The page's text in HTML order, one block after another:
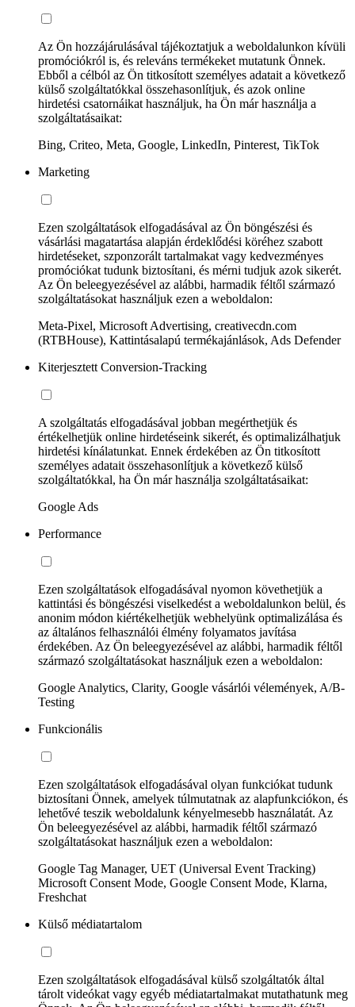
Az Ön hozzájárulásával tájékoztatjuk a weboldalunkon kívüli
promóciókról is, és releváns termékeket mutatunk Önnek.
Ebből a célból az Ön titkosított személyes adatait a következő
külső szolgáltatókkal összehasonlítjuk, és azok online
hirdetési csatornáikat használjuk, ha Ön már használja a
szolgáltatásaikat:
Bing, Criteo, Meta, Google, LinkedIn, Pinterest, TikTok
Marketing
Ezen szolgáltatások elfogadásával az Ön böngészési és
vásárlási magatartása alapján érdeklődési köréhez szabott
hirdetéseket, szponzorált tartalmakat vagy kedvezményes
promóciókat tudunk biztosítani, és mérni tudjuk azok sikerét.
Az Ön beleegyezésével az alábbi, harmadik féltől származó
szolgáltatásokat használjuk ezen a weboldalon:
Meta-Pixel, Microsoft Advertising, creativecdn.com
(RTBHouse), Kattintásalapú termékajánlások, Ads Defender
Kiterjesztett Conversion-Tracking
A szolgáltatás elfogadásával jobban megérthetjük és
értékelhetjük online hirdetéseink sikerét, és optimalizálhatjuk
hirdetési kínálatunkat. Ennek érdekében az Ön titkosított
személyes adatait összehasonlítjuk a következő külső
szolgáltatókkal, ha Ön már használja szolgáltatásaikat:
Google Ads
Performance
Ezen szolgáltatások elfogadásával nyomon követhetjük a
kattintási és böngészési viselkedést a weboldalunkon belül, és
anonim módon kiértékelhetjük webhelyünk optimalizálása és
az általános felhasználói élmény folyamatos javítása
érdekében. Az Ön beleegyezésével az alábbi, harmadik féltől
származó szolgáltatásokat használjuk ezen a weboldalon:
Google Analytics, Clarity, Google vásárlói vélemények, A/B-
Testing
Funkcionális
Ezen szolgáltatások elfogadásával olyan funkciókat tudunk
biztosítani Önnek, amelyek túlmutatnak az alapfunkciókon, és
lehetővé teszik weboldalunk kényelmesebb használatát. Az
Ön beleegyezésével az alábbi, harmadik féltől származó
szolgáltatásokat használjuk ezen a weboldalon:
Google Tag Manager, UET (Universal Event Tracking)
Microsoft Consent Mode, Google Consent Mode, Klarna,
Freshchat
Külső médiatartalom
Ezen szolgáltatások elfogadásával külső szolgáltatók által
tárolt videókat vagy egyéb médiatartalmakat mutathatunk meg